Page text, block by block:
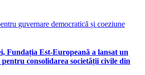
guvernare democratică și coeziune
Fundația Est-Europeană a lansat un
consolidarea societății civile din